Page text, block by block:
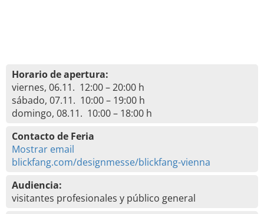
Horario de apertura:
viernes, 06.11. 12:00 – 20:00 h
sábado, 07.11. 10:00 – 19:00 h
domingo, 08.11. 10:00 – 18:00 h
Contacto de Feria
Mostrar email
blickfang.com/designmesse/blickfang-vienna
Audiencia:
visitantes profesionales y público general